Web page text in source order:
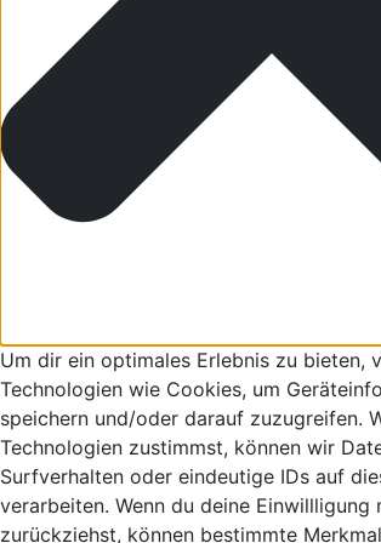
Um dir ein optimales Erlebnis zu bieten,
Technologien wie Cookies, um
speichern und/oder darauf zuzugreifen.
Technologien zustimmst, können wir
Surfverhalten oder eindeutige IDs auf
verarbeiten. Wenn du deine
zurückziehst, können bestimmte